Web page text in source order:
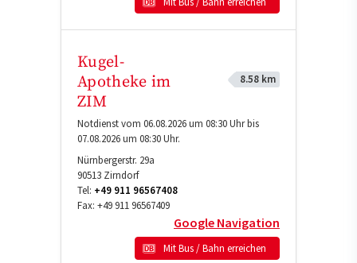
Kugel-
Apotheke im
ZIM
8.58 km
Notdienst vom 06.08.2026 um 08:30 Uhr bis
07.08.2026 um 08:30 Uhr.
Nürnbergerstr. 29a
90513 Zirndorf
Tel: +49 911 96567408
Fax: +49 911 96567409
Google Navigation
Mit Bus / Bahn erreichen